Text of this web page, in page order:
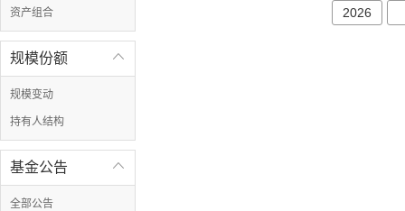
资产组合

规模份额
规模变动
持有人结构

基金公告
全部公告
2026